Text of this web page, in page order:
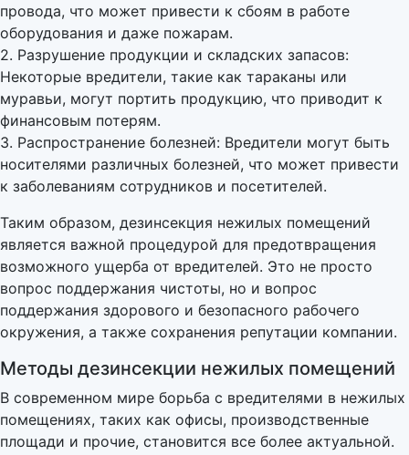
провода, что может привести к сбоям в работе
оборудования и даже пожарам.
2. Разрушение продукции и складских запасов:
Некоторые вредители, такие как тараканы или
муравьи, могут портить продукцию, что приводит к
финансовым потерям.
3. Распространение болезней: Вредители могут быть
носителями различных болезней, что может привести
к заболеваниям сотрудников и посетителей.
Таким образом, дезинсекция нежилых помещений
является важной процедурой для предотвращения
возможного ущерба от вредителей. Это не просто
вопрос поддержания чистоты, но и вопрос
поддержания здорового и безопасного рабочего
окружения, а также сохранения репутации компании.
Методы дезинсекции нежилых помещений
В современном мире борьба с вредителями в нежилых
помещениях, таких как офисы, производственные
площади и прочие, становится все более актуальной.